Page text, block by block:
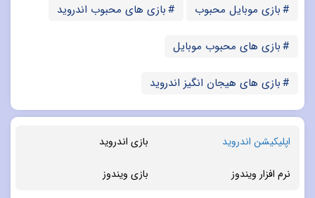
بازی موبایل محبوب بازی های محبوب اندروید
بازی های محبوب موبایل
بازی های هیجان انگیز اندروید
اپلیکیشن اندروید بازی اندروید
نرم افزار ویندوز بازی ویندوز